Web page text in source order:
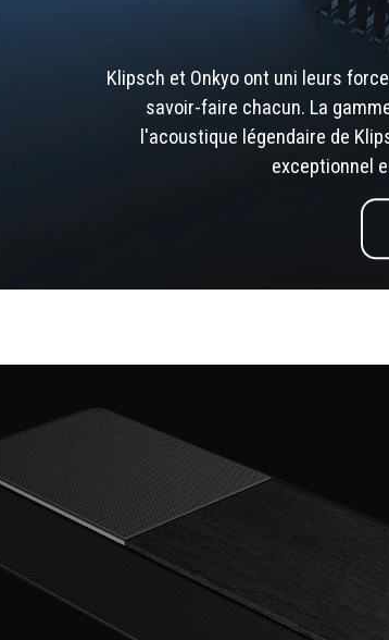
Klipsch et Onkyo ont uni leurs
savoir-faire chacun. La
l'acoustique légendaire de
exceptionnel